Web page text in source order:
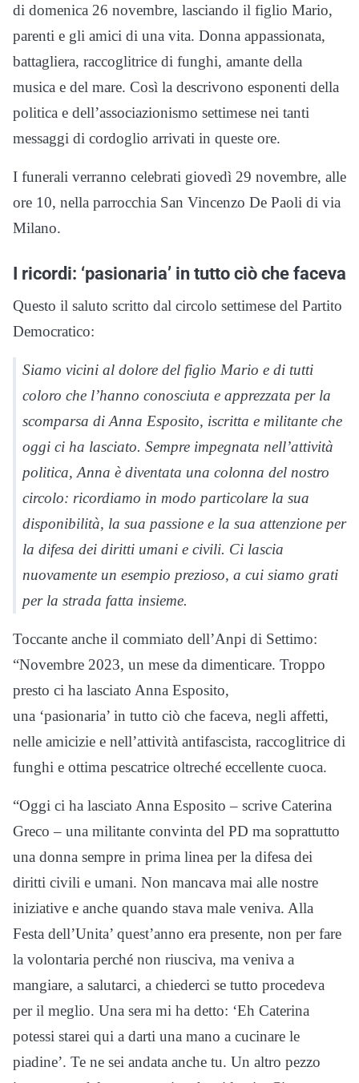
di domenica 26 novembre, lasciando il figlio Mario,
parenti e gli amici di una vita. Donna appassionata,
battagliera, raccoglitrice di funghi, amante della
musica e del mare. Così la descrivono esponenti della
politica e dell’associazionismo settimese nei tanti
messaggi di cordoglio arrivati in queste ore.
I funerali verranno celebrati giovedì 29 novembre, alle
ore 10, nella parrocchia San Vincenzo De Paoli di via
Milano.
I ricordi: ‘pasionaria’ in tutto ciò che faceva
Questo il saluto scritto dal circolo settimese del Partito
Democratico:
Siamo vicini al dolore del figlio Mario e di tutti
coloro che l’hanno conosciuta e apprezzata per la
scomparsa di Anna Esposito, iscritta e militante che
oggi ci ha lasciato. Sempre impegnata nell’attività
politica, Anna è diventata una colonna del nostro
circolo: ricordiamo in modo particolare la sua
disponibilità, la sua passione e la sua attenzione per
la difesa dei diritti umani e civili. Ci lascia
nuovamente un esempio prezioso, a cui siamo grati
per la strada fatta insieme.
Toccante anche il commiato dell’Anpi di Settimo:
“Novembre 2023, un mese da dimenticare. Troppo
presto ci ha lasciato Anna Esposito,
una ‘pasionaria’ in tutto ciò che faceva, negli affetti,
nelle amicizie e nell’attività antifascista, raccoglitrice di
funghi e ottima pescatrice oltreché eccellente cuoca.
“Oggi ci ha lasciato Anna Esposito – scrive Caterina
Greco – una militante convinta del PD ma soprattutto
una donna sempre in prima linea per la difesa dei
diritti civili e umani. Non mancava mai alle nostre
iniziative e anche quando stava male veniva. Alla
Festa dell’Unita’ quest’anno era presente, non per fare
la volontaria perché non riusciva, ma veniva a
mangiare, a salutarci, a chiederci se tutto procedeva
per il meglio. Una sera mi ha detto: ‘Eh Caterina
potessi starei qui a darti una mano a cucinare le
piadine’. Te ne sei andata anche tu. Un altro pezzo